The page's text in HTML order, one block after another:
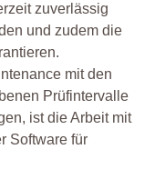
zuverlässig
und zudem die
mit den
Prüfintervalle
ist die Arbeit mit
Software für